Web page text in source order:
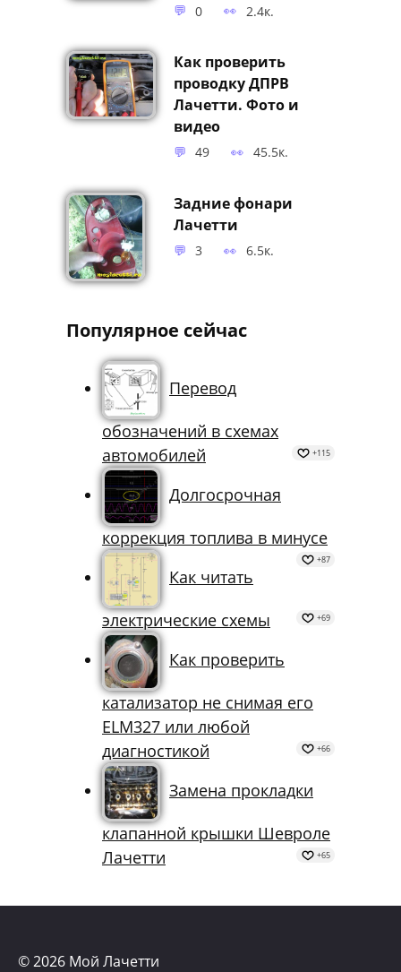
0 2.4к.
Как проверить
проводку ДПРВ
Лачетти. Фото и
видео
49 45.5к.
Задние фонари
Лачетти
3 6.5к.
Популярное сейчас
Перевод
обозначений в схемах
автомобилей
+115
Долгосрочная
коррекция топлива в минусе
+87
Как читать
электрические схемы
+69
Как проверить
катализатор не снимая его
ELM327 или любой
диагностикой
+66
Замена прокладки
клапанной крышки Шевроле
Лачетти
+65
© 2026 Мой Лачетти